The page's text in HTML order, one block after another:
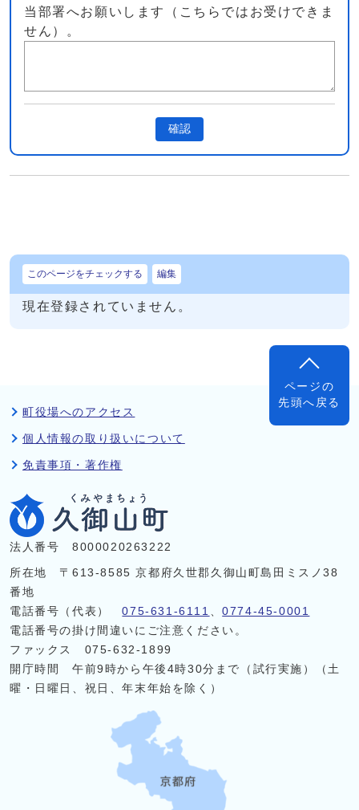
当部署へお願いします（こちらではお受けできま
せん）。
確認
このページをチェックする 編集
現在登録されていません。
ページの
先頭へ戻る
町役場へのアクセス
個人情報の取り扱いについて
免責事項・著作権
法人番号 8000020263222
所在地 〒613-8585 京都府久世郡久御山町島田ミスノ38
番地
電話番号（代表）075-631-6111 、0774-45-0001
電話番号の掛け間違いにご注意ください。
ファックス 075-632-1899
開庁時間 午前9時から午後4時30分まで（試行実施）（土
曜・日曜日、祝日、年末年始を除く）